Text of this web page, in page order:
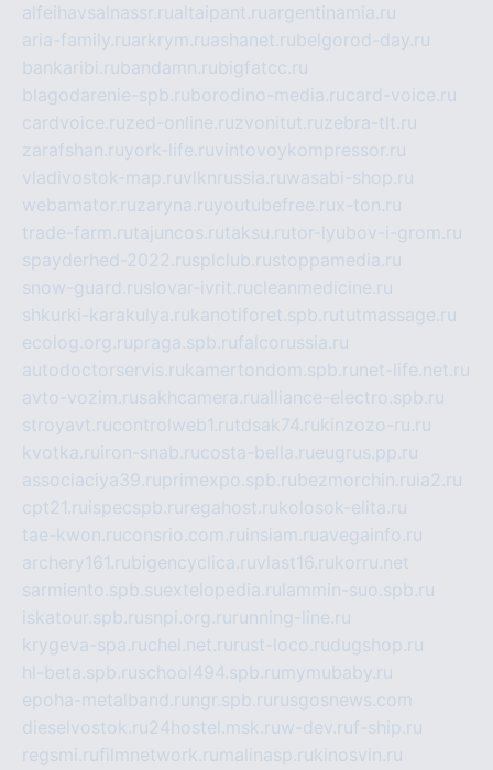
alfeihavsalnassr.rualtaipant.ruargentinamia.ru
aria-family.ruarkrym.ruashanet.rubelgorod-day.ru
bankaribi.rubandamn.rubigfatcc.ru
blagodarenie-spb.ruborodino-media.rucard-voice.ru
cardvoice.ruzed-online.ruzvonitut.ruzebra-tlt.ru
zarafshan.ruyork-life.ruvintovoykompressor.ru
vladivostok-map.ruvlknrussia.ruwasabi-shop.ru
webamator.ruzaryna.ruyoutubefree.rux-ton.ru
trade-farm.rutajuncos.rutaksu.rutor-lyubov-i-grom.ru
spayderhed-2022.rusplclub.rustoppamedia.ru
snow-guard.ruslovar-ivrit.rucleanmedicine.ru
shkurki-karakulya.rukanotiforet.spb.rututmassage.ru
ecolog.org.rupraga.spb.rufalcorussia.ru
autodoctorservis.rukamertondom.spb.ru net-life.net.ru
avto-vozim.rusakhcamera.rualliance-electro.spb.ru
stroyavt.rucontrolweb1.rutdsak74.rukinzozo-ru.ru
kvotka.ru iron-snab.rucosta-bella.rueugrus.pp.ru
associaciya39.ruprimexpo.spb.rubezmorchin.ru ia2.ru
cpt21.ru ispecspb.ru regahost.rukolosok-elita.ru
tae-kwon.ruconsrio.com.ru insiam.ruavegainfo.ru
archery161.rubigencyclica.ruvlast16.rukorru.net
sarmiento.spb.suextelopedia.ru lammin-suo.spb.ru
iskatour.spb.rusnpi.org.ru running-line.ru
krygeva-spa.ruchel.net.ru rust-loco.rudugshop.ru
hl-beta.spb.ruschool494.spb.ru mymubaby.ru
epoha-metalband.ru ngr.spb.ru rusgosnews.com
dieselvostok.ru24hostel.msk.ruw-dev.ruf-ship.ru
regsmi.rufilmnetwork.ru malinasp.rukinosvin.ru